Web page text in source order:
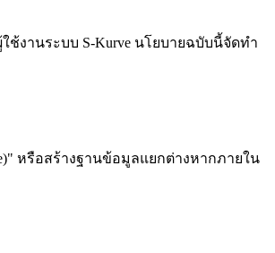
งานระบบ S-Kurve นโยบายฉบับนี้จัดทำ
หรือสร้างฐานข้อมูลแยกต่างหากภายใน